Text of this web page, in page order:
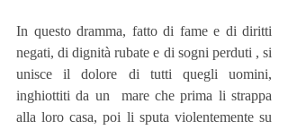
In questo dramma, fatto di fame e di diritti
negati, di dignità rubate e di sogni perduti , si
unisce il dolore di tutti quegli uomini,
inghiottiti da un  mare che prima li strappa
alla loro casa, poi li sputa violentemente su